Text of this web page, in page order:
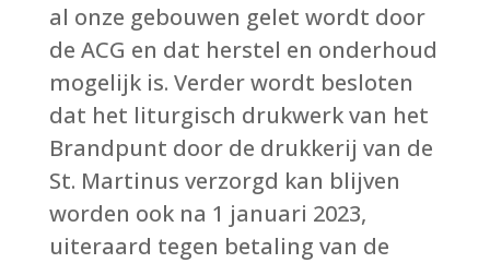
al onze gebouwen gelet wordt door
de ACG en dat herstel en onderhoud
mogelijk is. Verder wordt besloten
dat het liturgisch drukwerk van het
Brandpunt door de drukkerij van de
St. Martinus verzorgd kan blijven
worden ook na 1 januari 2023,
uiteraard tegen betaling van de